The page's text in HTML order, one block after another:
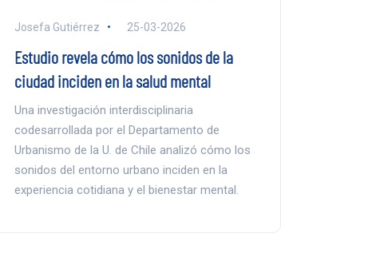
Josefa Gutiérrez 25-03-2026
Estudio revela cómo los sonidos de la
ciudad inciden en la salud mental
Una investigación interdisciplinaria
codesarrollada por el Departamento de
Urbanismo de la U. de Chile analizó cómo los
sonidos del entorno urbano inciden en la
experiencia cotidiana y el bienestar mental.